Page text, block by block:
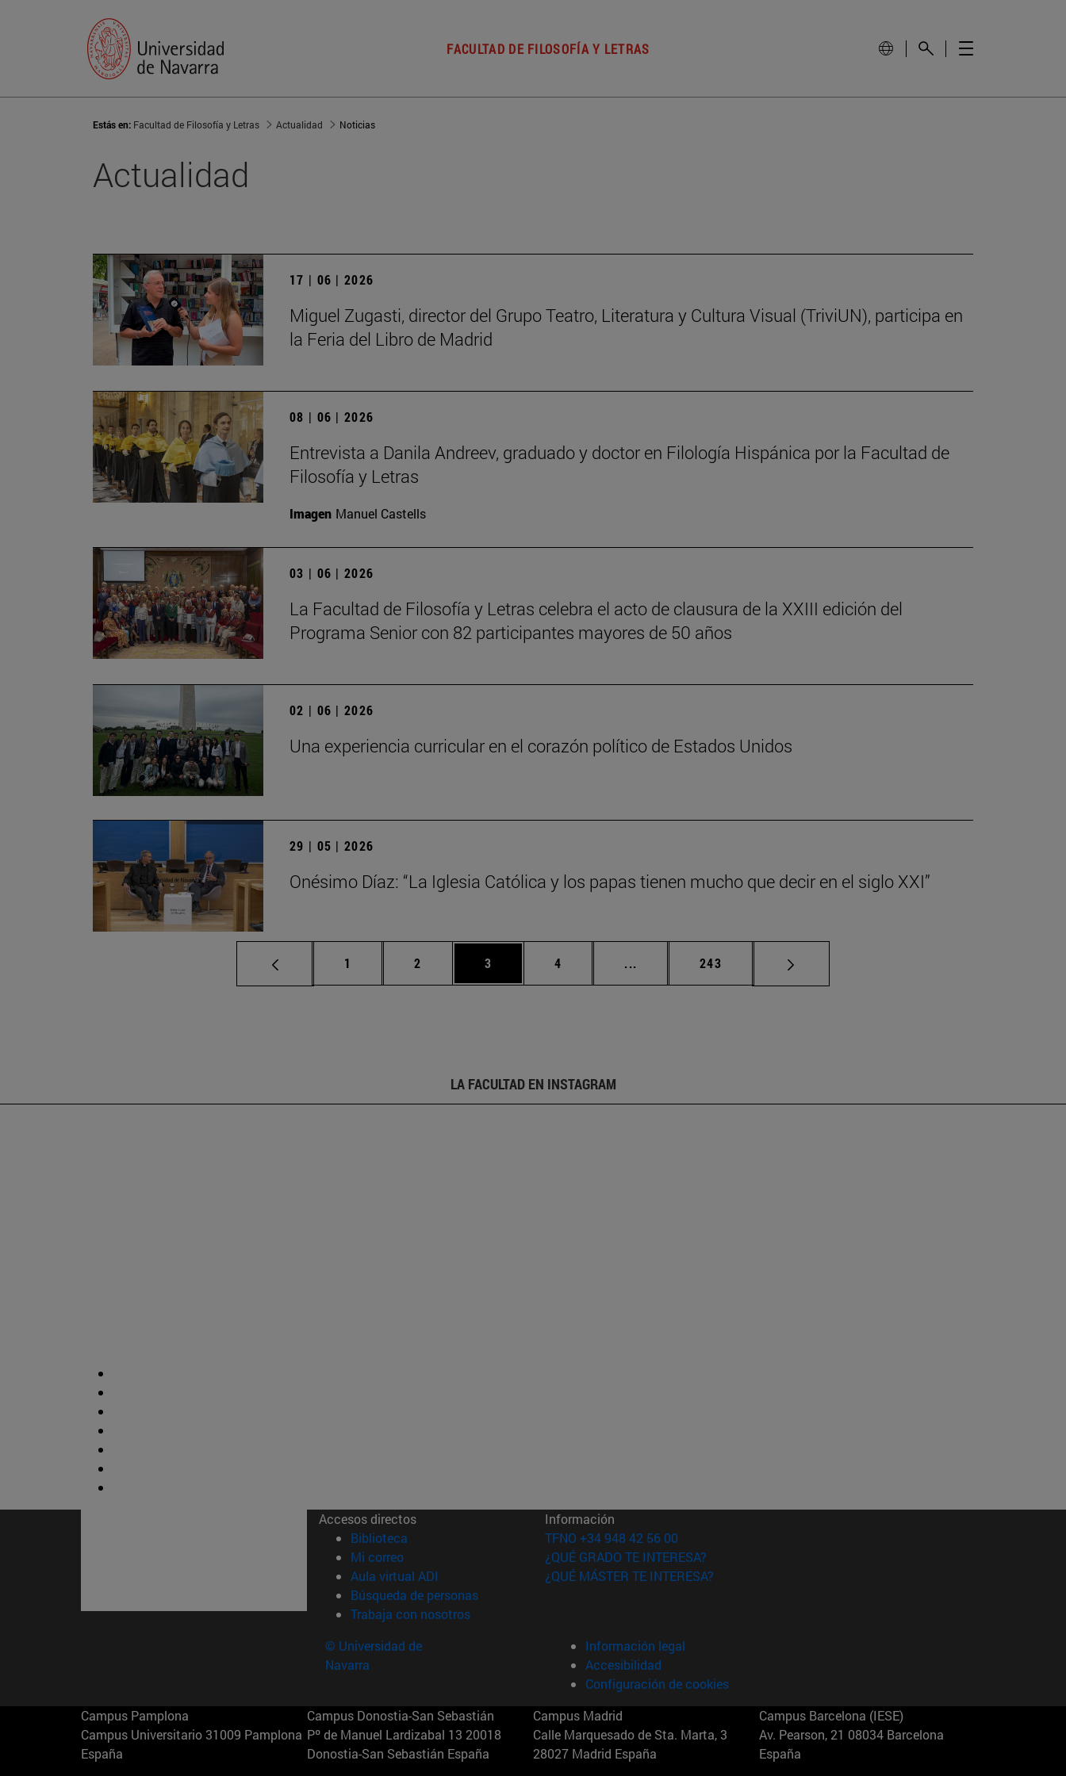
FACULTAD DE FILOSOFÍA Y LETRAS
Estás en: Facultad de Filosofía y Letras Actualidad Noticias
Actualidad
17 | 06 | 2026
Miguel Zugasti, director del Grupo Teatro, Literatura y Cultura Visual (TriviUN), participa en
la Feria del Libro de Madrid
08 | 06 | 2026
Entrevista a Danila Andreev, graduado y doctor en Filología Hispánica por la Facultad de
Filosofía y Letras
Imagen Manuel Castells
03 | 06 | 2026
La Facultad de Filosofía y Letras celebra el acto de clausura de la XXIII edición del
Programa Senior con 82 participantes mayores de 50 años
02 | 06 | 2026
Una experiencia curricular en el corazón político de Estados Unidos
29 | 05 | 2026
Onésimo Díaz: “La Iglesia Católica y los papas tienen mucho que decir en el siglo XXI”
Página
1 Página
2 Página
3 Página
4 ... Páginas intermedias Use TAB para desplazarse.
Página
243
LA FACULTAD EN INSTAGRAM
Accesos directos
Biblioteca (abre en nueva ventana)
Mi correo(abre en nueva ventana)
Aula virtual ADI (abre en nueva ventana)
Búsqueda de personas(abre en nueva ventana)
Trabaja con nosotros(abre en nueva ventana)
Información
TFNO +34 948 42 56 00
¿QUÉ GRADO TE INTERESA?
¿QUÉ MÁSTER TE INTERESA?
© Universidad de
Navarra
Información legal
Accesibilidad
Configuración de cookies
Campus Pamplona
Campus Universitario 31009 Pamplona
España
Campus Donostia-San Sebastián
Pº de Manuel Lardizabal 13 20018
Donostia-San Sebastián España
Campus Madrid
Calle Marquesado de Sta. Marta, 3
28027 Madrid España
Campus Barcelona (IESE)
Av. Pearson, 21 08034 Barcelona
España